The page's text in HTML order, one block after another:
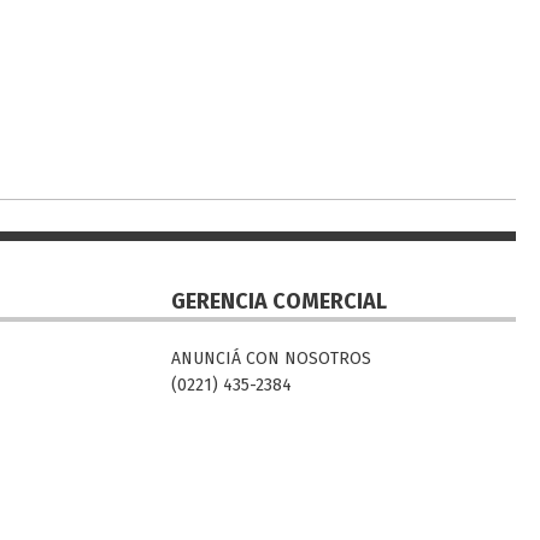
GERENCIA COMERCIAL
ANUNCIÁ CON NOSOTROS
(0221) 435-2384